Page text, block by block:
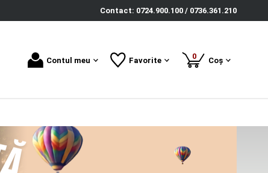
Contact: 0724.900.100 / 0736.361.210
Contul meu Favorite 0produse
Coș